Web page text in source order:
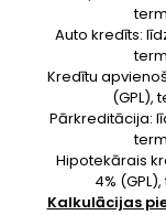
Auto kredīts:
Kredītu
(GPL),
Pārkreditācija:
Hipotekārais
4%
Kalkulācijas